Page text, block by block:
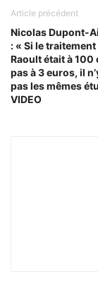
Article précédent
Nicolas Dupont-
: « Si le traitement
Raoult était à 100
pas à 3 euros, il
pas les mêmes
VIDEO